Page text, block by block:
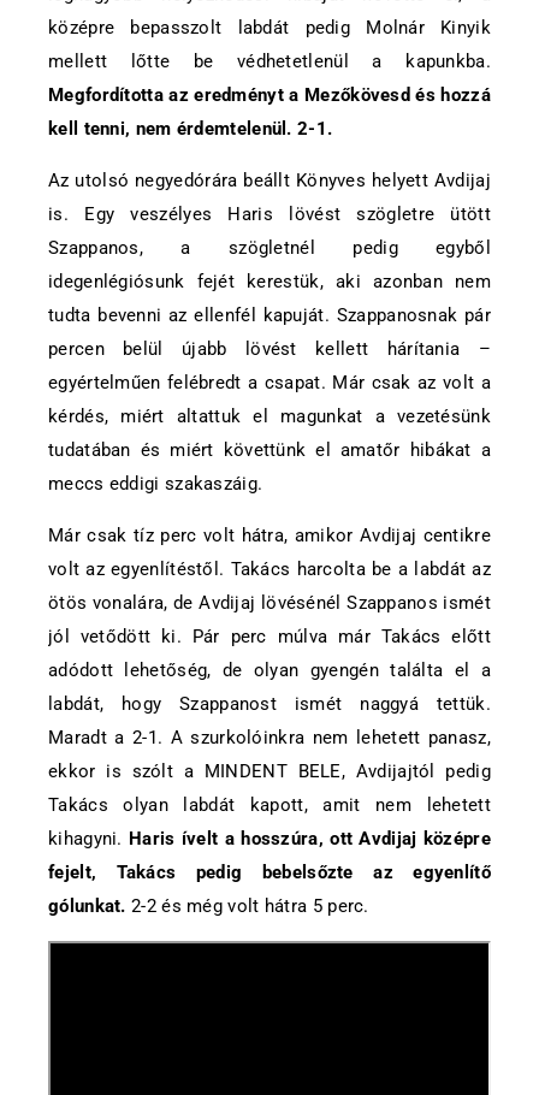
középre bepasszolt labdát pedig Molnár Kinyik
mellett lőtte be védhetetlenül a kapunkba.
Megfordította az eredményt a Mezőkövesd és hozzá
kell tenni, nem érdemtelenül. 2-1.
Az utolsó negyedórára beállt Könyves helyett Avdijaj
is. Egy veszélyes Haris lövést szögletre ütött
Szappanos, a szögletnél pedig egyből
idegenlégiósunk fejét kerestük, aki azonban nem
tudta bevenni az ellenfél kapuját. Szappanosnak pár
percen belül újabb lövést kellett hárítania –
egyértelműen felébredt a csapat. Már csak az volt a
kérdés, miért altattuk el magunkat a vezetésünk
tudatában és miért követtünk el amatőr hibákat a
meccs eddigi szakaszáig.
Már csak tíz perc volt hátra, amikor Avdijaj centikre
volt az egyenlítéstől. Takács harcolta be a labdát az
ötös vonalára, de Avdijaj lövésénél Szappanos ismét
jól vetődött ki. Pár perc múlva már Takács előtt
adódott lehetőség, de olyan gyengén találta el a
labdát, hogy Szappanost ismét naggyá tettük.
Maradt a 2-1. A szurkolóinkra nem lehetett panasz,
ekkor is szólt a MINDENT BELE, Avdijajtól pedig
Takács olyan labdát kapott, amit nem lehetett
kihagyni. Haris ívelt a hosszúra, ott Avdijaj középre
fejelt, Takács pedig bebelsőzte az egyenlítő
gólunkat. 2-2 és még volt hátra 5 perc.